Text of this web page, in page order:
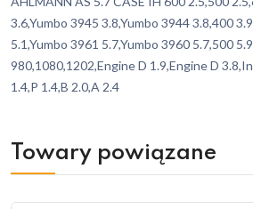
3.6,Yumbo 3945 3.8,Yumbo 3944 3.8,400
5.1,Yumbo 3961 5.7,Yumbo 3960 5.7,500
980,1080,1202,Engine D 1.9,Engine D
1.4,P 1.4,B 2.0,A 2.4
Towary powiązane